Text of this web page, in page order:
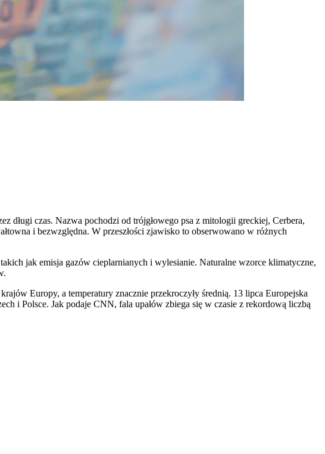
długi czas. Nazwa pochodzi od trójgłowego psa z mitologii greckiej, Cerbera,
i bezwzględna. W przeszłości zjawisko to obserwowano w różnych
jak emisja gazów cieplarnianych i wylesianie. Naturalne wzorce klimatyczne,
Europy, a temperatury znacznie przekroczyły średnią. 13 lipca Europejska
i Polsce. Jak podaje CNN, fala upałów zbiega się w czasie z rekordową liczbą